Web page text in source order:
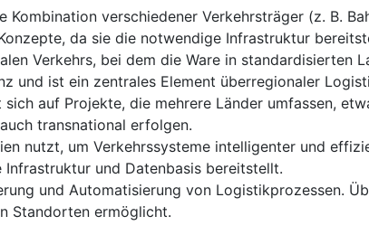
Kombination verschiedener Verkehrsträger (z. B.
da sie die notwendige Infrastruktur
Verkehrs, bei dem die Ware in standardisierten
und ist ein zentrales Element überregionaler
auf Projekte, die mehrere Länder umfassen,
transnational erfolgen.
nutzt, um Verkehrssysteme intelligenter und
und Datenbasis bereitstellt.
und Automatisierung von Logistikprozessen.
Standorten ermöglicht.